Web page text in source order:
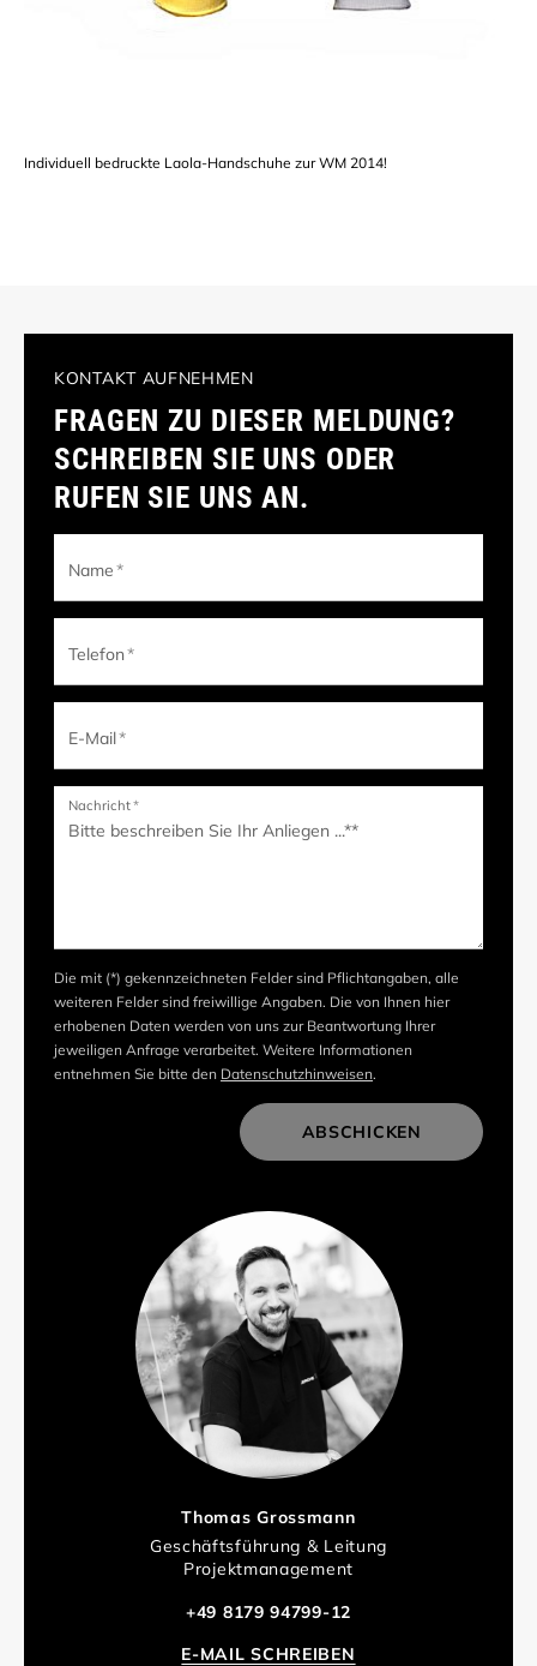
Individuell bedruckte Laola-Handschuhe zur WM 2014!
Thomas Grossmann
Geschäftsführung & Leitung
Projektmanagement
+49 8179 94799-12
E-MAIL SCHREIBEN
KONTAKT AUFNEHMEN
FRAGEN ZU DIESER MELDUNG?
SCHREIBEN SIE UNS ODER
RUFEN SIE UNS AN.
Name*
Telefon*
E-Mail*
Nachricht*
Die mit (*) gekennzeichneten Felder sind Pflichtangaben, alle
weiteren Felder sind freiwillige Angaben. Die von Ihnen hier
erhobenen Daten werden von uns zur Beantwortung Ihrer
jeweiligen Anfrage verarbeitet. Weitere Informationen
entnehmen Sie bitte den Datenschutzhinweisen.
ABSCHICKEN